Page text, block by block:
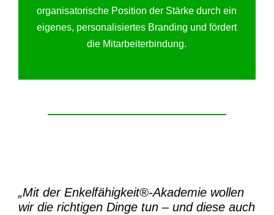
organisatorische Position der Stärke durch ein
eigenes, personalisiertes Branding und fördert
die Mitarbeiterbindung.
„Mit der Enkelfähigkeit®-Akademiewollen
wir die richtigen Dinge tun – und diese auch